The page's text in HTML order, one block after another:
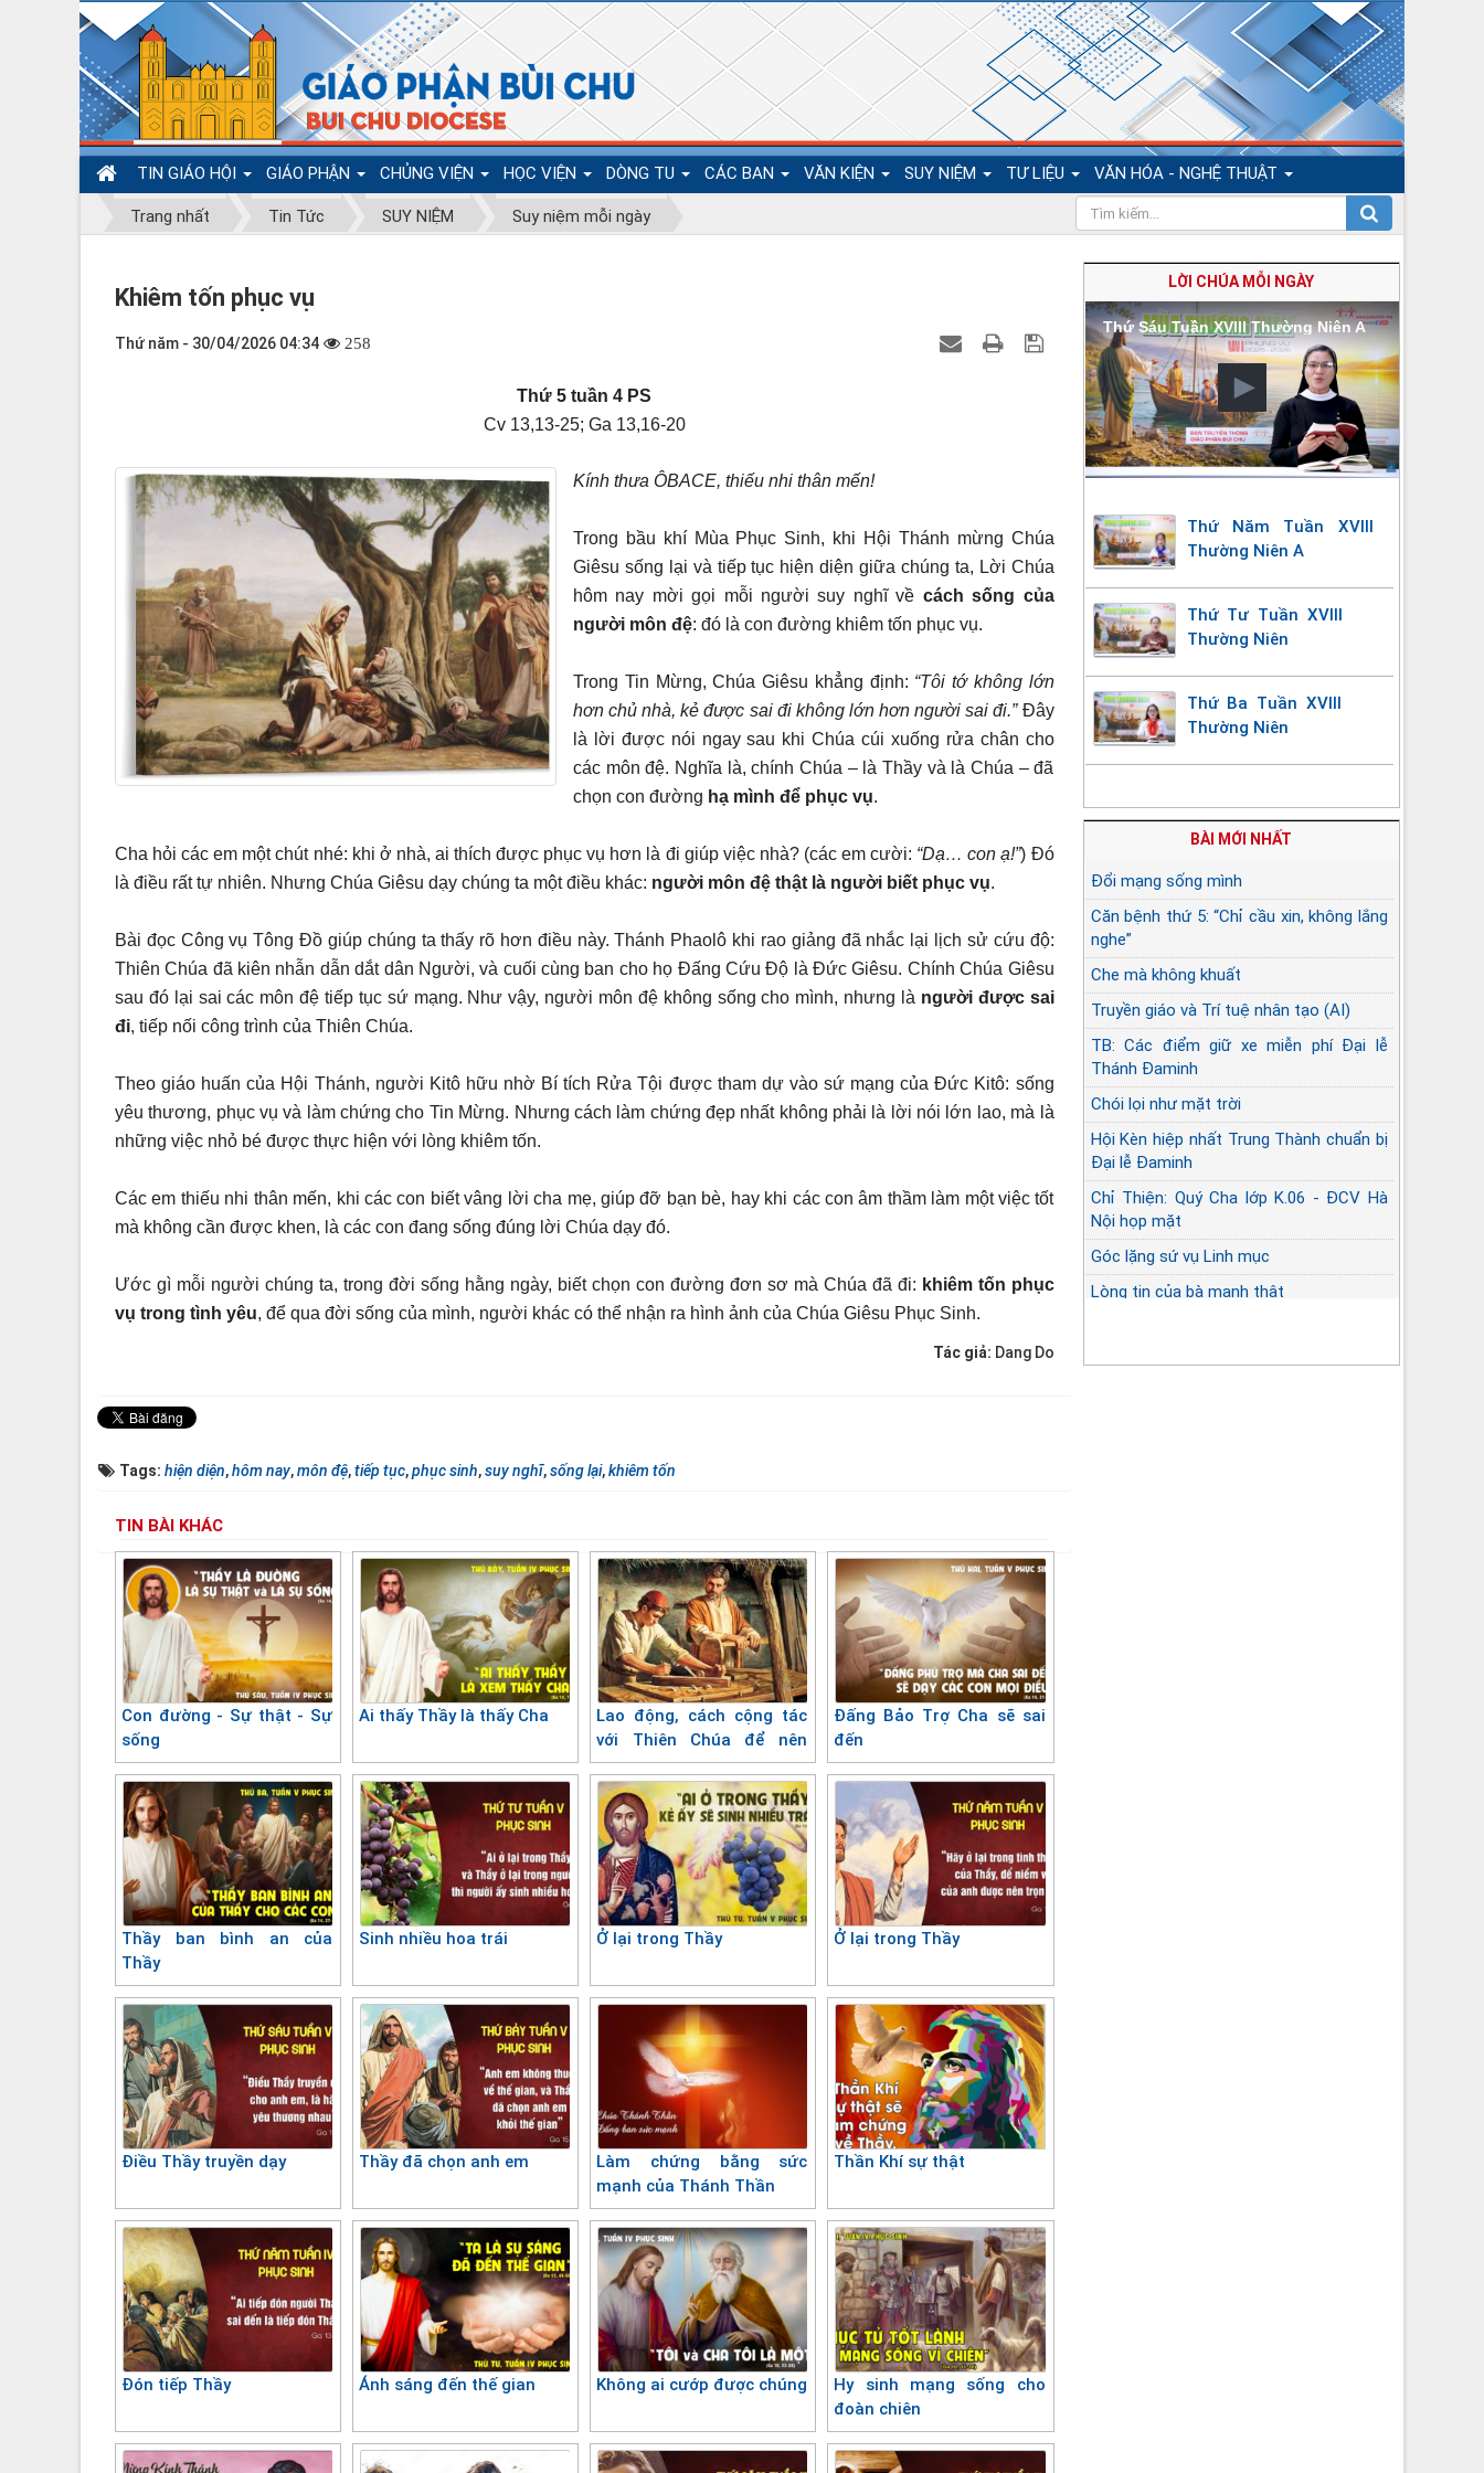
TIN GIÁO HỘI GIÁO PHẬN CHỦNG VIỆN HỌC VIỆN DÒNG TU CÁC BAN VĂN KIỆN SUY NIỆM TƯ LIỆU VĂN HÓA - NGHỆ THUẬT
Trang nhất Tin Tức SUY NIỆM Suy niệm mỗi ngày
Khiêm tốn phục vụ
Thứ năm - 30/04/2026 04:34 258
Thứ 5 tuần 4 PS
Cv 13,13-25; Ga 13,16-20
Kính thưa ÔBACE, thiếu nhi thân mến!
Trong bầu khí Mùa Phục Sinh, khi Hội Thánh mừng Chúa
Giêsu sống lại và tiếp tục hiện diện giữa chúng ta, Lời Chúa
hôm nay mời gọi mỗi người suy nghĩ về cách sống của
người môn đệ: đó là con đường khiêm tốn phục vụ.
Trong Tin Mừng, Chúa Giêsu khẳng định: “Tôi tớ không lớn
hơn chủ nhà, kẻ được sai đi không lớn hơn người sai đi.”Đây
là lời được nói ngay sau khi Chúa cúi xuống rửa chân cho
các môn đệ. Nghĩa là, chính Chúa – là Thầy và là Chúa – đã
chọn con đường hạ mình để phục vụ.
Cha hỏi các em một chút nhé: khi ở nhà, ai thích được phục vụ hơn là đi giúp việc nhà? (các em cười: “Dạ… con ạ!”) Đó
là điều rất tự nhiên. Nhưng Chúa Giêsu dạy chúng ta một điều khác: người môn đệ thật là người biết phục vụ.
Bài đọc Công vụ Tông Đồ giúp chúng ta thấy rõ hơn điều này. Thánh Phaolô khi rao giảng đã nhắc lại lịch sử cứu độ:
Thiên Chúa đã kiên nhẫn dẫn dắt dân Người, và cuối cùng ban cho họ Đấng Cứu Độ là Đức Giêsu. Chính Chúa Giêsu
sau đó lại sai các môn đệ tiếp tục sứ mạng. Như vậy, người môn đệ không sống cho mình, nhưng là người được sai
đi, tiếp nối công trình của Thiên Chúa.
Theo giáo huấn của Hội Thánh, người Kitô hữu nhờ Bí tích Rửa Tội được tham dự vào sứ mạng của Đức Kitô: sống
yêu thương, phục vụ và làm chứng cho Tin Mừng. Nhưng cách làm chứng đẹp nhất không phải là lời nói lớn lao, mà là
những việc nhỏ bé được thực hiện với lòng khiêm tốn.
Các em thiếu nhi thân mến, khi các con biết vâng lời cha mẹ, giúp đỡ bạn bè, hay khi các con âm thầm làm một việc tốt
mà không cần được khen, là các con đang sống đúng lời Chúa dạy đó.
Ước gì mỗi người chúng ta, trong đời sống hằng ngày, biết chọn con đường đơn sơ mà Chúa đã đi: khiêm tốn phục
vụ trong tình yêu, để qua đời sống của mình, người khác có thể nhận ra hình ảnh của Chúa Giêsu Phục Sinh.
Tác giả: Dang Do
Tags: hiện diện,hôm nay,môn đệ,tiếp tục,phục sinh,suy nghĩ,sống lại,khiêm tốn
TIN BÀI KHÁC
Con đường - Sự thật - Sự
sống
Ai thấy Thầy là thấy Cha
Lao động, cách cộng tác
với Thiên Chúa để nên
thánh
Đấng Bảo Trợ Cha sẽ sai
đến
Thầy ban bình an của
Thầy
Sinh nhiều hoa trái Ở lại trong Thầy Ở lại trong Thầy
Điều Thầy truyền dạy Thầy đã chọn anh em
Làm chứng bằng sức
mạnh của Thánh Thần
Thần Khí sự thật
Đón tiếp Thầy Ánh sáng đến thế gian Không ai cướp được chúng
Hy sinh mạng sống cho
đoàn chiên
LỜI CHÚA MỖI NGÀY
Thứ Sáu Tuần XVIII Thường Niên A
Thứ Năm Tuần XVIII
Thường Niên A
Thứ Tư Tuần XVIII
Thường Niên
Thứ Ba Tuần XVIII
Thường Niên
BÀI MỚI NHẤT
Đổi mạng sống mình
Căn bệnh thứ 5: “Chỉ cầu xin, không lắng
nghe”
Che mà không khuất
Truyền giáo và Trí tuệ nhân tạo (AI)
TB: Các điểm giữ xe miễn phí Đại lễ
Thánh Đaminh
Chói lọi như mặt trời
Hội Kèn hiệp nhất Trung Thành chuẩn bị
Đại lễ Đaminh
Chỉ Thiện: Quý Cha lớp K.06 - ĐCV Hà
Nội họp mặt
Góc lặng sứ vụ Linh mục
Lòng tin của bà mạnh thật